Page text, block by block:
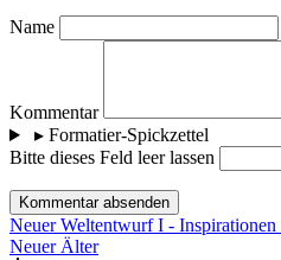
Name
Kommentar
▸Formatier-Spickzettel
Bitte dieses Feld leer lassen
Kommentar absenden
Neuer Weltentwurf I - Inspirationen
Neuer Älter